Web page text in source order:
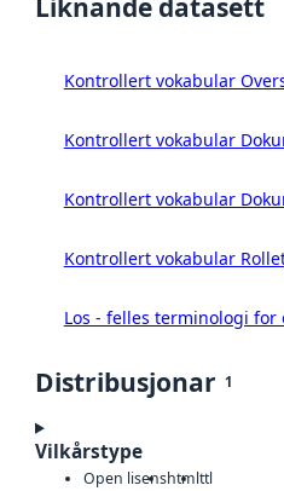
Liknande datasett
Kontrollert vokabular
Kontrollert vokabular
Kontrollert vokabular
Kontrollert vokabular
Los - felles terminologi
Distribusjonar 1
Vilkårstype
Open lisenshtmlttl